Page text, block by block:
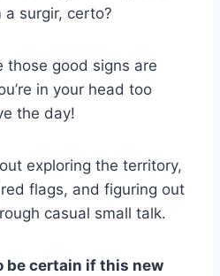
a surgir, certo?
those good signs are
in your head too
the day!
exploring the territory,
flags, and figuring out
casual small talk.
be certain if this new